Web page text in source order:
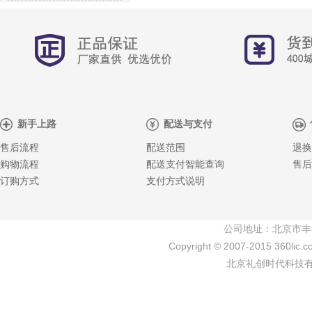
新手上路
售后流程
购物流程
订购方式
配送与支付
配送范围
配送支付智能查询
支付方式说明
退
售
公司地址：北京市
Copyright © 2007-2015
北京礼创时代科技